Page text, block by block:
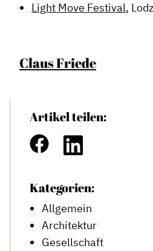
Light Move Festival,
Claus Friede
Artikel teilen:
Kategorien:
Allgemein
Architektur
Gesellschaft